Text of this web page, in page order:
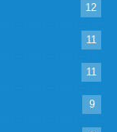
12
11
11
9